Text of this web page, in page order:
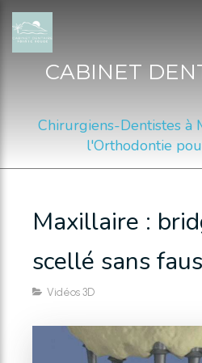
CABINET
Chirurgiens-Dentistes à
l'Orthodontie
Maxillaire :
scellé sans
Vidéos 3D